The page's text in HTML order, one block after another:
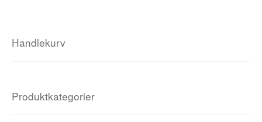
Handlekurv
Produktkategorier